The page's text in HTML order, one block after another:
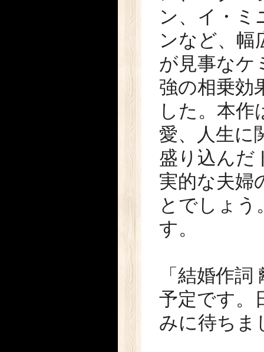
ン、イ・ミ
ンなど、幅
が見事なケ
強の相乗効
した。本作
愛、人生に
盛り込んだ
実的な夫婦
とでしょう
す。
「結婚作
予定です。
みに待ちま